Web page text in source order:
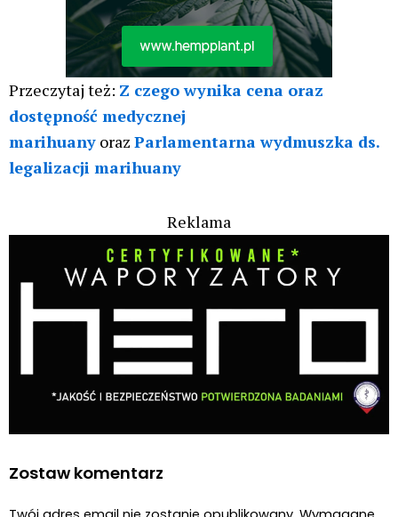
Przeczytaj też: Z czego wynika cena oraz
dostępność medycznej
marihuany oraz Parlamentarna wydmuszka ds.
legalizacji marihuany
Reklama
Zostaw komentarz